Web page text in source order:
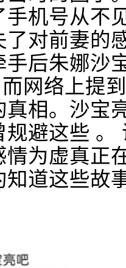
手机号从不
了对前妻的
后朱娜沙
网络上提
真相。沙宝
避这些 。
情为虚真正
知道这些故